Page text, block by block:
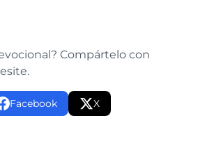
Compártelo con
Facebook X